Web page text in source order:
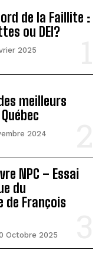
de la Faillite :
ou DEI?
2025
meilleurs
2024
NPC – Essai
du
de François
Octobre 2025